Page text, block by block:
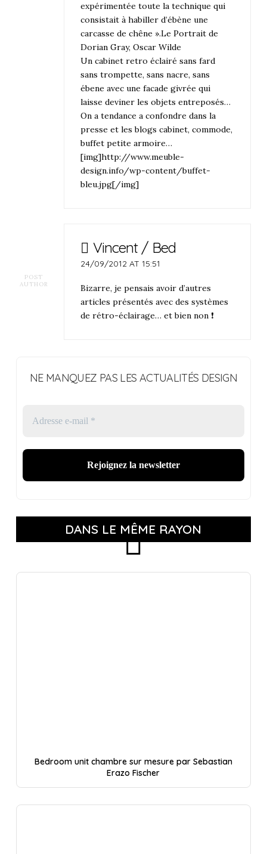
expérimentée toute la technique qui
consistait à habiller d’ébène une
carcasse de chêne ».Le Portrait de
Dorian Gray, Oscar Wilde
Un cabinet retro éclairé sans fard
sans trompette, sans nacre, sans
ébene avec une facade givrée qui
laisse deviner les objets entreposés…
On a tendance a confondre dans la
presse et les blogs cabinet, commode,
buffet petite armoire…
[img]http://www.meuble-
design.info/wp-content/buffet-
bleu.jpg[/img]
POST
AUTHOR
Vincent / Bed
24/09/2012 AT 15:51
Bizarre, je pensais avoir d’autres
articles présentés avec des systèmes
de rétro-éclairage… et bien non ❗
NE MANQUEZ PAS LES ACTUALITÉS DESIGN
DANS LE MÊME RAYON
Bedroom unit chambre sur mesure par Sebastian
Erazo Fischer